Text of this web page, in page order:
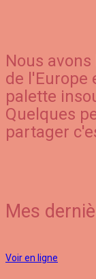
Nous
de l'Europe
palette
Quelques
partager
Mes
Voir en ligne